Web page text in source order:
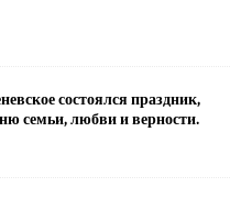
состоялся праздник,
семьи, любви и верности.